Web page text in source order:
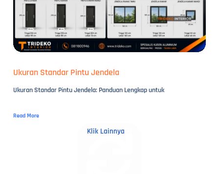
Ukuran Standar Pintu Jendela
Ukuran Standar Pintu Jendela: Panduan Lengkap untuk
Read More
Klik Lainnya